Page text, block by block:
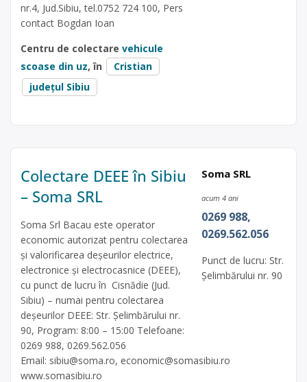
nr.4, Jud.Sibiu, tel.0752 724 100, Pers
contact Bogdan Ioan
Centru de colectare vehicule
scoase din uz, în
Cristian
județul Sibiu
Colectare DEEE în Sibiu
– Soma SRL
Soma Srl Bacau este operator
economic autorizat pentru colectarea
și valorificarea deșeurilor electrice,
electronice și electrocasnice (DEEE),
cu punct de lucru în Cisnădie (Jud.
Sibiu) – numai pentru colectarea
deșeurilor DEEE: Str. Șelimbărului nr.
90, Program: 8:00 – 15:00 Telefoane:
0269 988, 0269.562.056
Email: sibiu@soma.ro, economic@somasibiu.ro
www.somasibiu.ro
Soma SRL
acum 4 ani
0269 988,
0269.562.056
Punct de lucru: Str.
Șelimbărului nr. 90